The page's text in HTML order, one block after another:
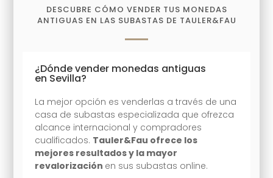
DESCUBRE CÓMO VENDER TUS MONEDAS
ANTIGUAS EN LAS SUBASTAS DE TAULER&FAU
¿Dónde vender monedas antiguas
en Sevilla?
La mejor opción es venderlas a través de una
casa de subastas especializada que ofrezca
alcance internacional y compradores
cualificados. Tauler&Fau ofrece los
mejores resultados y la mayor
revalorización en sus subastas online.